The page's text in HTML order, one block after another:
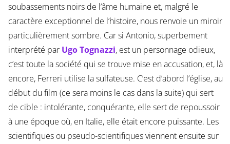
soubassements noirs de l’âme humaine et, malgré le
caractère exceptionnel de l’histoire, nous renvoie un miroir
particulièrement sombre. Car si Antonio, superbement
interprété par Ugo Tognazzi, est un personnage odieux,
c’est toute la société qui se trouve mise en accusation, et, là
encore, Ferreri utilise la sulfateuse. C’est d’abord l’église, au
début du film (ce sera moins le cas dans la suite) qui sert
de cible : intolérante, conquérante, elle sert de repoussoir
à une époque où, en Italie, elle était encore puissante. Les
scientifiques ou pseudo-scientifiques viennent ensuite sur